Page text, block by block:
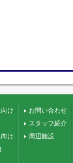
け
け
お問い合わせ
スタッフ紹介
周辺施設